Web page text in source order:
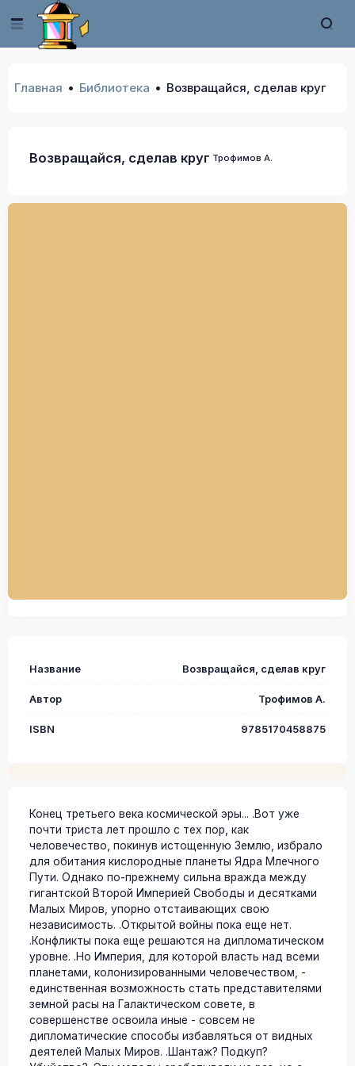
Главная Библиотека Возвращайся, сделав круг
Возвращайся, сделав круг Трофимов А.
Название Возвращайся, сделав круг
Автор Трофимов А.
ISBN 9785170458875
Конец третьего века космической эры... .Вот уже
почти триста лет прошло с тех пор, как
человечество, покинув истощенную Землю, избрало
для обитания кислородные планеты Ядра Млечного
Пути. Однако по-прежнему сильна вражда между
гигантской Второй Империей Свободы и десятками
Малых Миров, упорно отстаивающих свою
независимость. .Открытой войны пока еще нет.
.Конфликты пока еще решаются на дипломатическом
уровне. .Но Империя, для которой власть над всеми
планетами, колонизированными человечеством, -
единственная возможность стать представителями
земной расы на Галактическом совете, в
совершенстве освоила иные - совсем не
дипломатические способы избавляться от видных
деятелей Малых Миров. .Шантаж? Подкуп?